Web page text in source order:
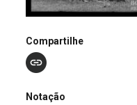
Compartilhe
Notação